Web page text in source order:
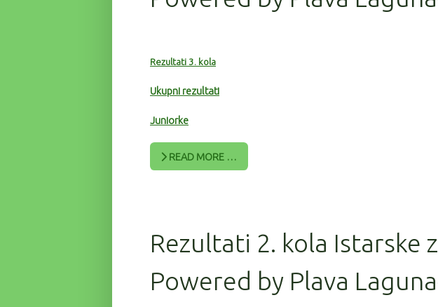
Rezultati 3. kola
Ukupni rezultati
Juniorke
READ MORE …
Rezultati 2. kola Istarske
Powered by Plava